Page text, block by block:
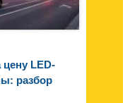
LED-
разбор